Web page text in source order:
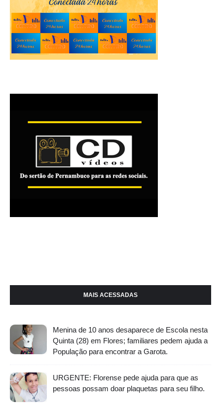
MAIS ACESSADAS
Menina de 10 anos desaparece de Escola nesta
Quinta (28) em Flores; familiares pedem ajuda a
População para encontrar a Garota.
URGENTE: Florense pede ajuda para que as
pessoas possam doar plaquetas para seu filho.